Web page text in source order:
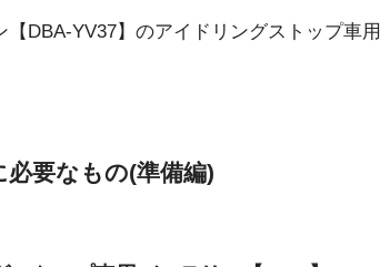
DBA-YV37】のアイドリングストップ車
要なもの(準備編)